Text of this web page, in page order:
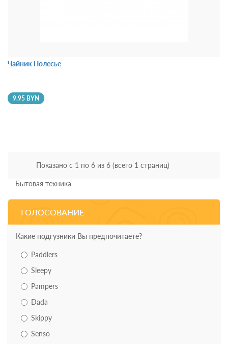
Чайник Полесье
9.95 BYN
Показано с 1 по 6 из 6 (всего 1 страниц)
Бытовая техника
ГОЛОСОВАНИЕ
Какие подгузники Вы предпочитаете?
Paddlers
Sleepy
Pampers
Dada
Skippy
Senso